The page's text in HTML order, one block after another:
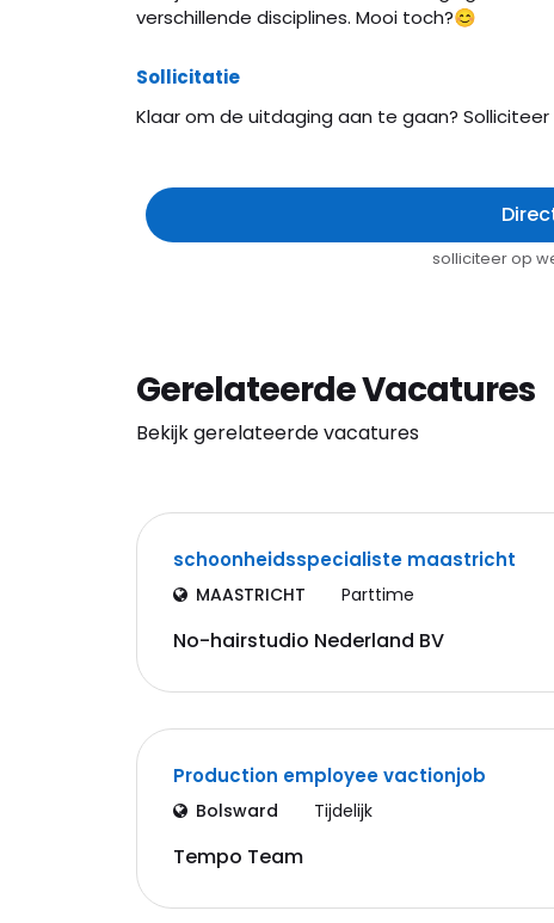
verschillende disciplines. Mooi toch?😊
Sollicitatie
Klaar om de uitdaging aan te gaan?
solliciteer op
Gerelateerde Vacatures
Bekijk gerelateerde vacatures
schoonheidsspecialiste maastricht
MAASTRICHT Parttime
No-hairstudio Nederland BV
Production employee vactionjob
Bolsward Tijdelijk
Tempo Team